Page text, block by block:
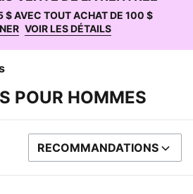
$ AVEC TOUT ACHAT DE 100 $
VOIR LES DÉTAILS
POUR HOMMES
TRIER PAR
RECOMMANDATIONS